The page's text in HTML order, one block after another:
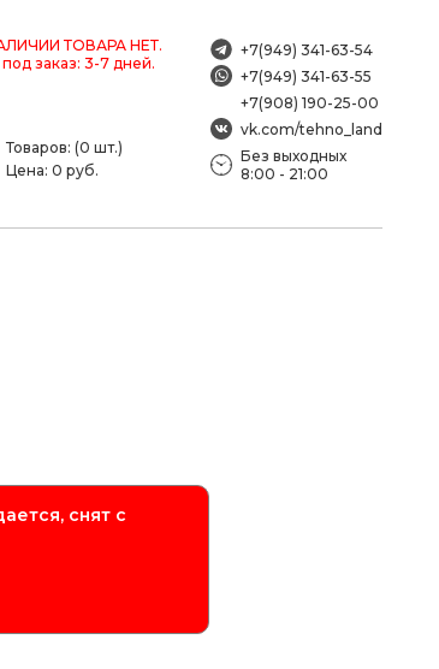
ТОВАРА НЕТ.
заказ: 3-7 дней.
Товаров: (0 шт.)
Цена: 0 руб.
+7(949) 341-63-54
+7(949) 341-63-55
+7(908) 190-25-00
vk.com/tehno_land
Без выходных
8:00 - 21:00
снят с